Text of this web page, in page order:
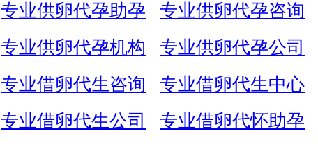
专业供卵代孕助孕
专业供卵代孕咨询
专业供卵代孕机构
专业供卵代孕公司
专业借卵代生咨询
专业借卵代生中心
专业借卵代生公司
专业借卵代怀助孕